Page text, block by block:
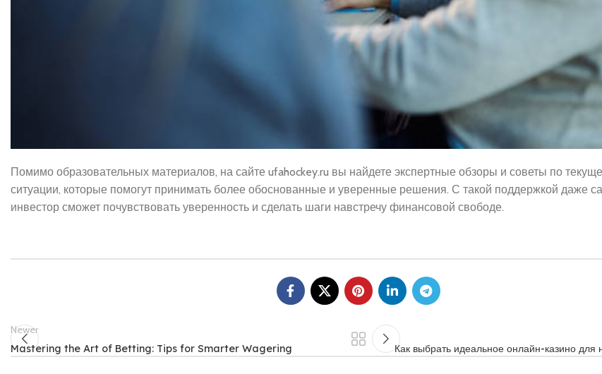
Помимо образовательных материалов, на сайте ufahockey.ru вы найдете экспертные обзоры и советы по
ситуации, которые помогут принимать более обоснованные и уверенные решения. С такой поддержкой даже
инвестор сможет почувствовать уверенность и сделать шаги навстречу финансовой свободе.
Newer
Mastering the Art of Betting: Tips for Smarter Wagering
Как выбрать идеальное онлайн-казино для